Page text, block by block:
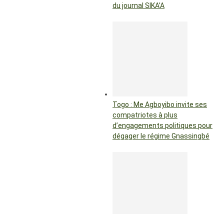
du journal SIKA’A
Togo : Me Agboyibo invite ses
compatriotes à plus
d’engagements politiques pour
dégager le régime Gnassingbé